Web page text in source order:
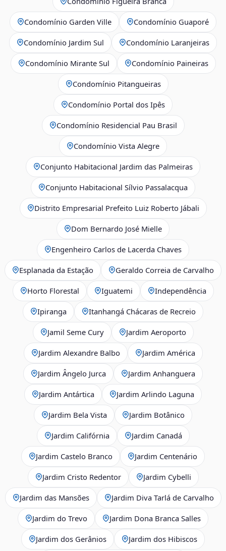
Condomínio Garden Ville Condomínio Guaporé
Condomínio Jardim Sul Condomínio Laranjeiras
Condomínio Mirante Sul Condomínio Paineiras
Condomínio Pitangueiras
Condomínio Portal dos Ipês
Condomínio Residencial Pau Brasil
Condomínio Vista Alegre
Conjunto Habitacional Jardim das Palmeiras
Conjunto Habitacional Sílvio Passalacqua
Distrito Empresarial Prefeito Luiz Roberto Jábali
Dom Bernardo José Mielle
Engenheiro Carlos de Lacerda Chaves
Esplanada da Estação Geraldo Correia de Carvalho
Horto Florestal Iguatemi Independência
Ipiranga Itanhangá Chácaras de Recreio
Jamil Seme Cury Jardim Aeroporto
Jardim Alexandre Balbo Jardim América
Jardim Ângelo Jurca Jardim Anhanguera
Jardim Antártica Jardim Arlindo Laguna
Jardim Bela Vista Jardim Botânico
Jardim Califórnia Jardim Canadá
Jardim Castelo Branco Jardim Centenário
Jardim Cristo Redentor Jardim Cybelli
Jardim das Mansões Jardim Diva Tarlá de Carvalho
Jardim do Trevo Jardim Dona Branca Salles
Jardim dos Gerânios Jardim dos Hibiscos